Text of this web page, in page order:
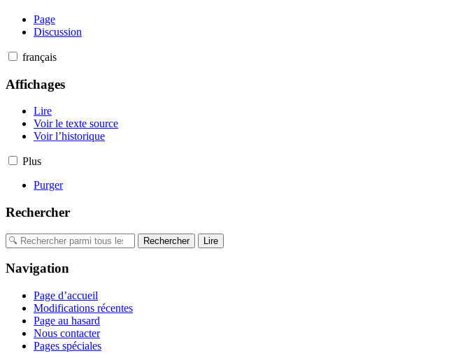
Page
Discussion
français
Affichages
Lire
Voir le texte source
Voir l’historique
Plus
Purger
Rechercher
Navigation
Page d’accueil
Modifications récentes
Page au hasard
Nous contacter
Pages spéciales